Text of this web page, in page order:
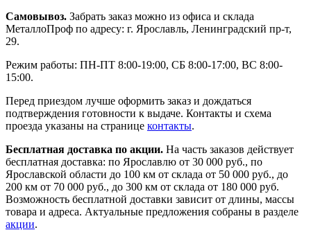
Самовывоз. Забрать заказ можно из офиса и склада
МеталлоПроф по адресу: г. Ярославль, Ленинградский пр-т,
29.
Режим работы: ПН-ПТ 8:00-19:00, СБ 8:00-17:00, ВС 8:00-
15:00.
Перед приездом лучше оформить заказ и дождаться
подтверждения готовности к выдаче. Контакты и схема
проезда указаны на странице контакты.
Бесплатная доставка по акции. На часть заказов действует
бесплатная доставка: по Ярославлю от 30 000 руб., по
Ярославской области до 100 км от склада от 50 000 руб., до
200 км от 70 000 руб., до 300 км от склада от 180 000 руб.
Возможность бесплатной доставки зависит от длины, массы
товара и адреса. Актуальные предложения собраны в разделе
акции.